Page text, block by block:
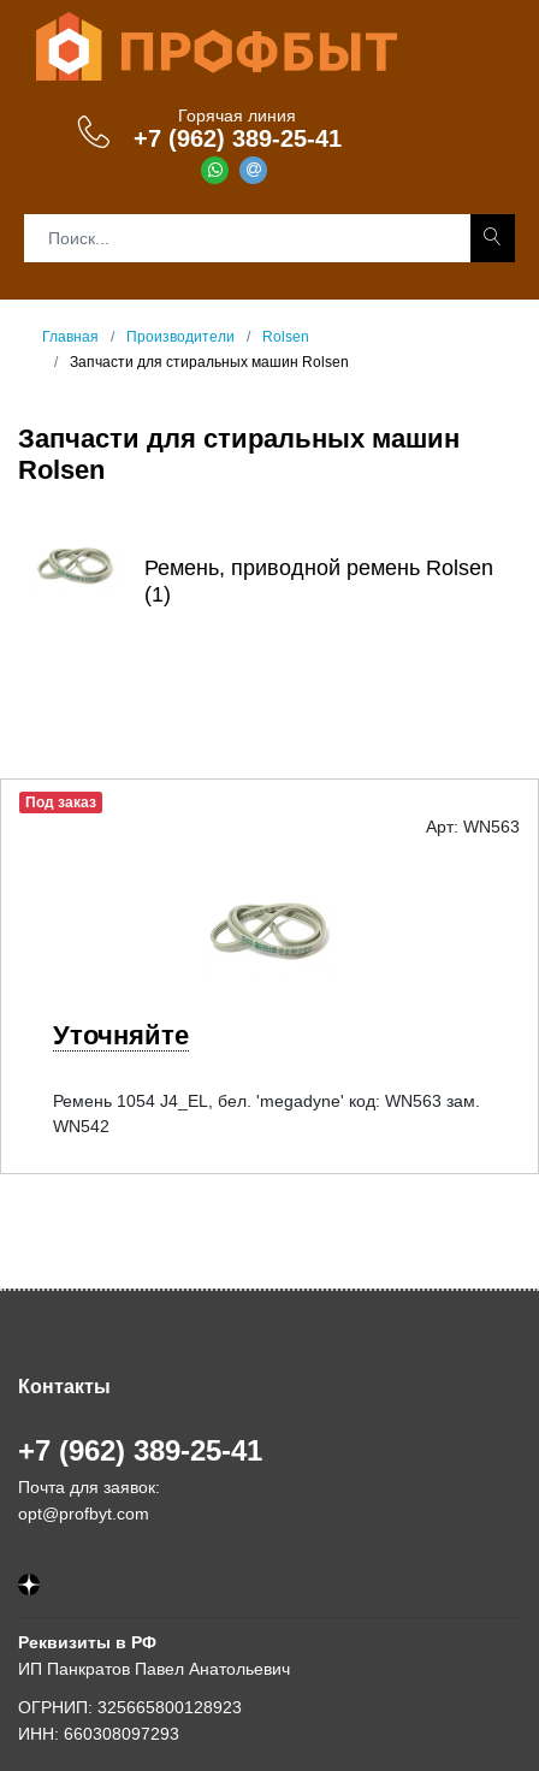
Горячая линия
+7 (962) 389-25-41
Главная Производители
Rolsen
Запчасти для стиральных машин Rolsen
Запчасти для стиральных машин
Rolsen
Ремень, приводной ремень Rolsen
(1)
Под заказ
Арт: WN563
Уточняйте
Ремень 1054 J4_EL, бел. 'megadyne' код: WN563 зам.
WN542
Контакты
+7 (962) 389-25-41
Почта для заявок:
opt@profbyt.com
Реквизиты в РФ
ИП Панкратов Павел Анатольевич
ОГРНИП: 325665800128923
ИНН: 660308097293